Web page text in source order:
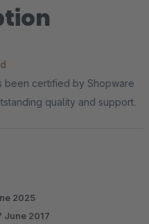
been certified by Shopware
quality and support.
2025
June 2017